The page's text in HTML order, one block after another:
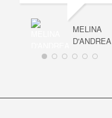
MELINA
D'ANDREA